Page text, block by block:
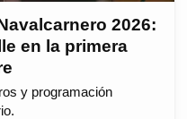
2026:
en la primera
y programación